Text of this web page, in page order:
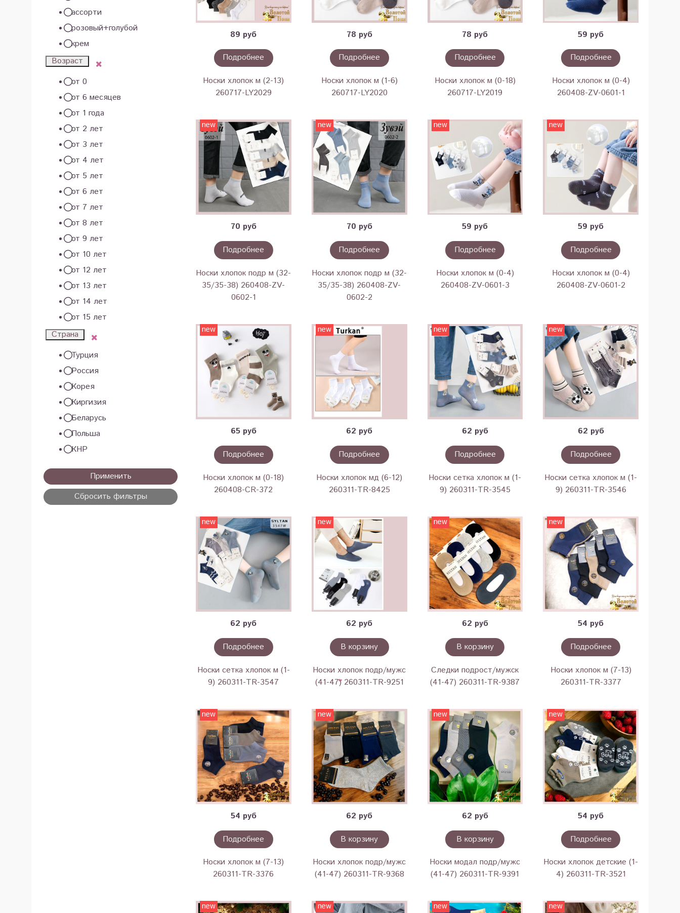
89 руб
Подробнее
Носки хлопок м (2-13)
260717-LY2029
78 руб
Подробнее
Носки хлопок м (1-6)
260717-LY2020
78 руб
Подробнее
Носки хлопок м (0-18)
260717-LY2019
59 руб
Подробнее
Носки хлопок м (0-4)
260408-ZV-0601-1
new
70 руб
Подробнее
Носки хлопок подр м (32-
35/35-38) 260408-ZV-
0602-1
new
70 руб
Подробнее
Носки хлопок подр м (32-
35/35-38) 260408-ZV-
0602-2
new
59 руб
Подробнее
Носки хлопок м (0-4)
260408-ZV-0601-3
new
59 руб
Подробнее
Носки хлопок м (0-4)
260408-ZV-0601-2
new
65 руб
Подробнее
Носки хлопок м (0-18)
260408-CR-372
new
62 руб
Подробнее
Носки хлопок мд (6-12)
260311-TR-8425
new
62 руб
Подробнее
Носки сетка хлопок м (1-
9) 260311-TR-3545
new
62 руб
Подробнее
Носки сетка хлопок м (1-
9) 260311-TR-3546
new
62 руб
Подробнее
Носки сетка хлопок м (1-
9) 260311-TR-3547
new
62 руб
В корзину
Носки хлопок подр/мужс
(41-47) 260311-TR-9251
new
62 руб
В корзину
Следки подрост/мужск
(41-47) 260311-TR-9387
new
54 руб
Подробнее
Носки хлопок м (7-13)
260311-TR-3377
new
54 руб
Подробнее
Носки хлопок м (7-13)
260311-TR-3376
new
62 руб
В корзину
Носки хлопок подр/мужс
(41-47) 260311-TR-9368
new
62 руб
В корзину
Носки модал подр/мужс
(41-47) 260311-TR-9391
new
54 руб
Подробнее
Носки хлопок детские (1-
4) 260311-TR-3521
new new new new
ассорти
розовый+голубой
крем
Возраст
от 0
от 6 месяцев
от 1 года
от 2 лет
от 3 лет
от 4 лет
от 5 лет
от 6 лет
от 7 лет
от 8 лет
от 9 лет
от 10 лет
от 12 лет
от 13 лет
от 14 лет
от 15 лет
Страна
Турция
Россия
Корея
Киргизия
Беларусь
Польша
КНР
Применить
Сбросить фильтры